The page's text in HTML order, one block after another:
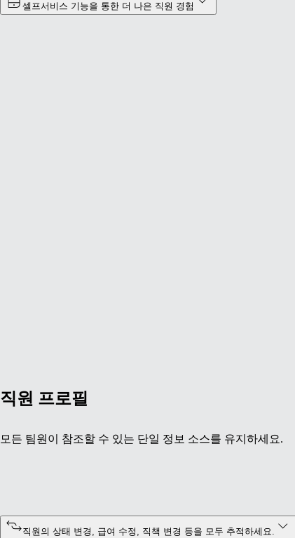
셀프서비스 기능을 통한 더 나은 직원 경험
직원 프로필
모든 팀원이 참조할 수 있는 단일 정보 소스를 유지하세요.
직원의 상태 변경, 급여 수정, 직책 변경 등을 모두 추적하세요.